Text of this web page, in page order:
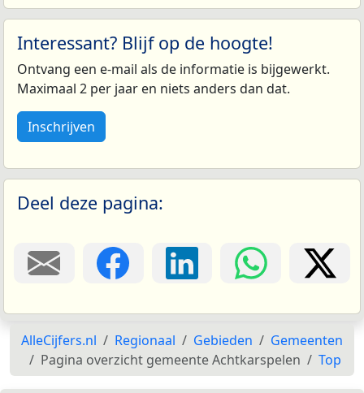
Interessant? Blijf op de hoogte!
Ontvang een e-mail als de informatie is bijgewerkt.
Maximaal 2 per jaar en niets anders dan dat.
Inschrijven
Deel deze pagina:
AlleCijfers.nl Regionaal Gebieden
Gemeenten
Pagina overzicht gemeente Achtkarspelen
Top